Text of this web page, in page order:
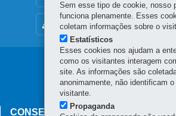
MAPA DO SITE
Navegação
principal
CONSELHO ESTADUAL DE POVOS
Sem esse tipo de cookie, nosso
funciona plenamente. Esses
coletam informações sobre o
Estatísticos
Esses cookies nos ajudam a
como os visitantes interagem
site. As informações são
anonimamente, não identificam o
visitante.
Propaganda